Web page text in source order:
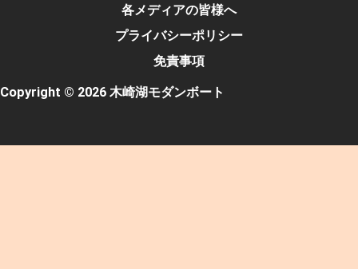
各メディアの皆様へ
プライバシーポリシー
免責事項
Copyright © 2026 木崎湖モダンボート